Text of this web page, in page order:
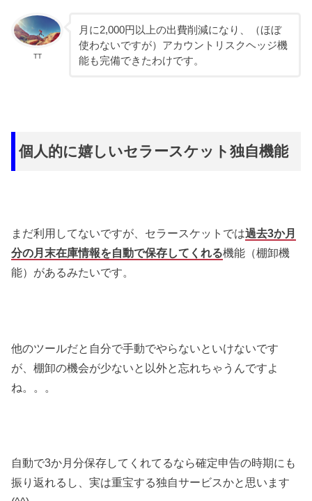
TT
月に2,000円以上の出費削減になり、（ほぼ
使わないですが）アカウントリスクヘッジ機
能も完備できたわけです。
個人的に嬉しいセラースケット独自機能
まだ利用してないですが、セラースケットでは過去3か月
分の月末在庫情報を自動で保存してくれる機能（棚卸機
能）があるみたいです。
他のツールだと自分で手動でやらないといけないです
が、棚卸の機会が少ないと以外と忘れちゃうんですよ
ね。。。
自動で3か月分保存してくれてるなら確定申告の時期にも
振り返れるし、実は重宝する独自サービスかと思います